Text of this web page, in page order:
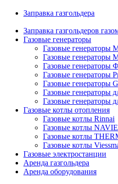
Заправка газгольдера
Заправка газгольдеров
Газовые генераторы
Газовые генераторы
Газовые генераторы
Газовые генераторы
Газовые генераторы
Газовые генераторы
Газовые генераторы
Газовые генераторы
Газовые котлы отопления
Газовые котлы Rinnai
Газовые котлы
Газовые котлы
Газовые котлы
Газовые электростанции
Аренда газгольдера
Аренда оборудования